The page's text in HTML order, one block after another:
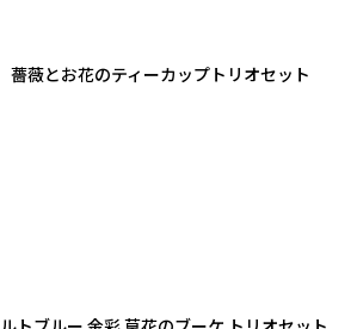
薇とお花のティーカップトリオセット